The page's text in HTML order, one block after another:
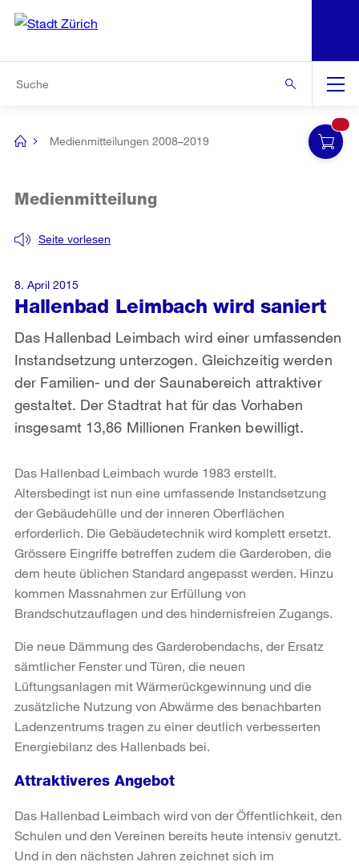
Navigation
[no
Medienmitteilungen 2008–2019
Hallenbad Leimbach wird saniert
Seite vorlesen
Medienmitteilung
Das Hallenbad Leimbach wird einer umfassenden
Instandsetzung unterzogen. Gleichzeitig werden
der Familien- und der Saunabereich attraktiver
gestaltet. Der Stadtrat hat für das Vorhaben
insgesamt 13,86 Millionen Franken bewilligt.
8. April 2015
Das Hallenbad Leimbach wurde 1983 erstellt.
Altersbedingt ist nun eine umfassende Instandsetzung
der Gebäudehülle und der inneren Oberflächen
erforderlich. Die Gebäudetechnik wird komplett ersetzt.
Grössere Eingriffe betreffen zudem die Garderoben, die
dem heute üblichen Standard angepasst werden. Hinzu
kommen Massnahmen zur Erfüllung von
Brandschutzauflagen und des hindernisfreien Zugangs.
Die neue Dämmung des Garderobendachs, der Ersatz
sämtlicher Fenster und Türen, die neuen
Lüftungsanlagen mit Wärmerückgewinnung und die
zusätzliche Nutzung von Abwärme des benachbarten
Ladenzentrums tragen zu einer deutlich verbesserten
Energiebilanz des Hallenbads bei.
Attraktiveres Angebot
Das Hallenbad Leimbach wird von der Öffentlichkeit, den
Schulen und den Vereinen bereits heute intensiv genutzt.
Und in den nächsten Jahren zeichnet sich im